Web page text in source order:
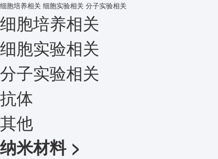
细胞培养相关 细胞实验相关 分子实验相关
细胞培养相关
细胞实验相关
分子实验相关
抗体
其他
纳米材料 >